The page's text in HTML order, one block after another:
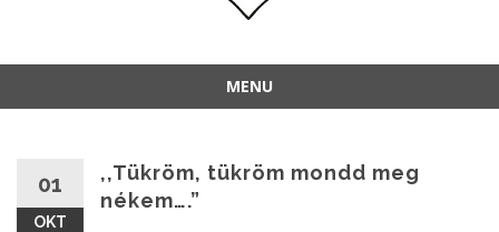
MENU
01
OKT
,,Tükröm, tükröm mondd meg
nékem….”